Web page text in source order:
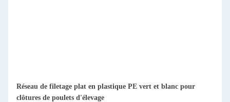
Réseau de filetage plat en plastique PE vert et blanc pour
clôtures de poulets d'élevage